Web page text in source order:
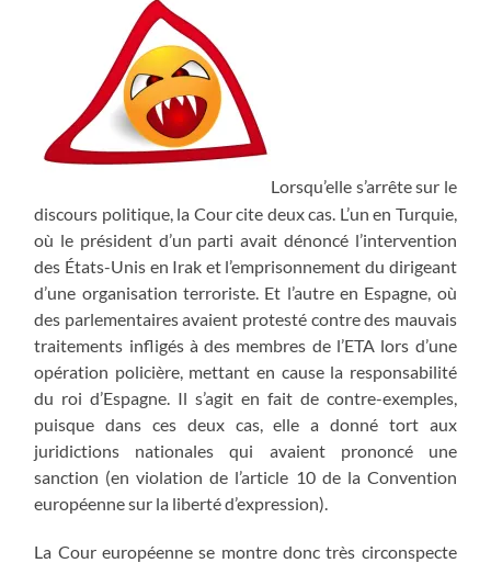
Lorsqu’elle s’arrête sur le
discours politique, la Cour cite deux cas. L’un en Turquie,
où le président d’un parti avait dénoncé l’intervention
des États-Unis en Irak et l’emprisonnement du dirigeant
d’une organisation terroriste. Et l’autre en Espagne, où
des parlementaires avaient protesté contre des mauvais
traitements infligés à des membres de l’ETA lors d’une
opération policière, mettant en cause la responsabilité
du roi d’Espagne. Il s’agit en fait de contre-exemples,
puisque dans ces deux cas, elle a donné tort aux
juridictions nationales qui avaient prononcé une
sanction (en violation de l’article 10 de la Convention
européenne sur la liberté d’expression).
La Cour européenne se montre donc très circonspecte